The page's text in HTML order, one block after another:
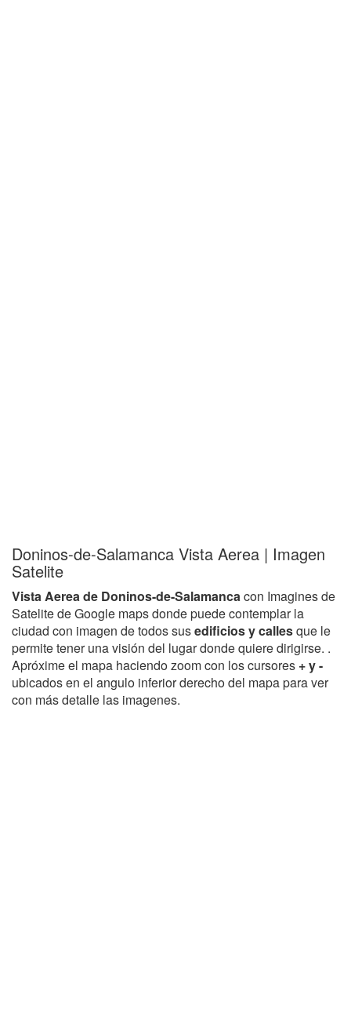
Doninos-de-Salamanca Vista Aerea | Imagen
Satelite
Vista Aerea de Doninos-de-Salamancacon Imagines de
Satelite de Google maps donde puede contemplar la
ciudad con imagen de todos susedificios y callesque le
permite tener una visión del lugar donde quiere dirigirse. .
Apróxime el mapa haciendo zoom con los cursores + y -
ubicados en el angulo inferior derecho del mapa para ver
con más detalle las imagenes.